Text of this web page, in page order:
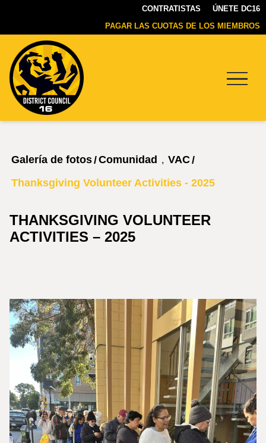
CONTRATISTAS
ÚNETE DC16
PAGAR LAS CUOTAS DE LOS MIEMBROS
Galería de fotos/Comunidad , VAC/
Thanksgiving Volunteer Activities - 2025
THANKSGIVING VOLUNTEER
ACTIVITIES – 2025